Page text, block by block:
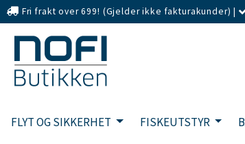
Fri frakt over 699! (Gjelder ikke fakturakunder) |
FLYT OG SIKKERHET FISKEUTSTYR